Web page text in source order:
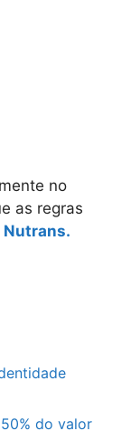
no
as regras
Nutrans.
do valor